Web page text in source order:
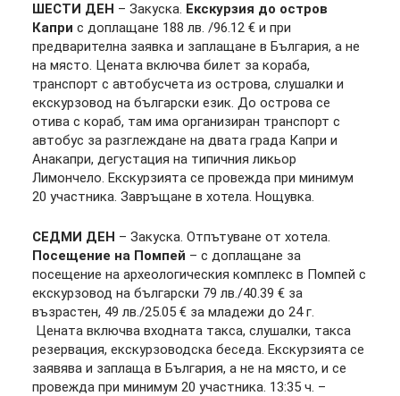
ШЕСТИ ДЕН – Закуска. Екскурзия до остров
Капри с доплащане 188 лв. /96.12 € и при
предварителна заявка и заплащане в България, а не
на място. Цената включва билет за кораба,
транспорт с автобусчета из острова, слушалки и
екскурзовод на български език. До острова се
отива с кораб, там има организиран транспорт с
автобус за разглеждане на двата града Капри и
Анакапри, дегустация на типичния ликьор
Лимончело. Екскурзията се провежда при минимум
20 участника. Завръщане в хотела. Нощувка.
СЕДМИ ДЕН – Закуска. Отпътуване от хотела.
Посещение на Помпей – с доплащане за
посещение на археологическия комплекс в Помпей с
екскурзовод на български 79 лв./40.39 € за
възрастен, 49 лв./25.05 € за младежи до 24 г.
Цената включва входната такса, слушалки, такса
резервация, екскурзоводска беседа. Екскурзията се
заявява и заплаща в България, а не на място, и се
провежда при минимум 20 участника. 13:35 ч. –